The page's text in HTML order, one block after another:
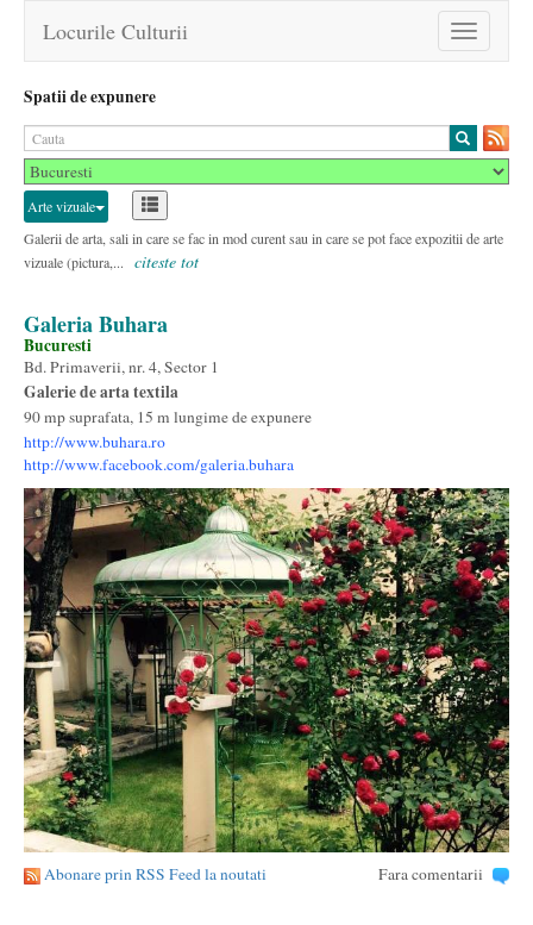
Toggle
navigation
Locurile Culturii
Spatii de expunere
Arte vizuale
Galerii de arta, sali in care se fac in mod curent sau in care se pot face expozitii de arte
vizuale (pictura,...
citeste tot
Galeria Buhara
Bucuresti
Bd. Primaverii, nr. 4, Sector 1
Galerie de arta textila
90 mp suprafata, 15 m lungime de expunere
http://www.buhara.ro
http://www.facebook.com/galeria.buhara
Abonare prin RSS Feed la noutati Fara comentarii